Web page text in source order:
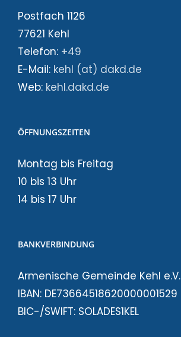
Postfach 1126
77621 Kehl
Telefon: +49
E-Mail: kehl (at) dakd.de
Web: kehl.dakd.de
ÖFFNUNGSZEITEN
Montag bis Freitag
10 bis 13 Uhr
14 bis 17 Uhr
BANKVERBINDUNG
Armenische Gemeinde Kehl e.V.
IBAN: DE73664518620000001529
BIC-/SWIFT: SOLADES1KEL